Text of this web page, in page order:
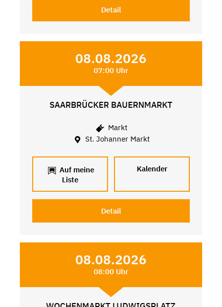
Detail
08.08.2026
07:00 Uhr
SAARBRÜCKER BAUERNMARKT
Markt
St. Johanner Markt
Auf meine
Liste
Kalender
Detail
08.08.2026
08:00 Uhr